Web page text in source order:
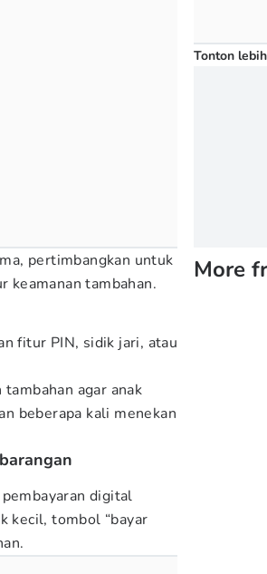
pertimbangkan untuk
keamanan tambahan.
fitur PIN, sidik jari, atau
agar anak
beberapa kali menekan
digital
kecil, tombol “bayar
Tonton
More